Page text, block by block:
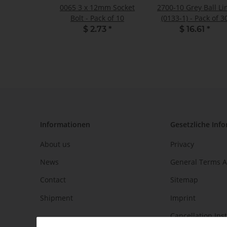
0065 3 x 12mm Socket
Bolt - Pack of 10
$ 2.73 *
2700-10 Grey Ball
(0133-1) - Pack of
$ 16.61 *
Informationen
About us
News
Contact
Shipment
Gesetzliche
Privacy
General Terms
Sitemap
Imprint
Cancellation